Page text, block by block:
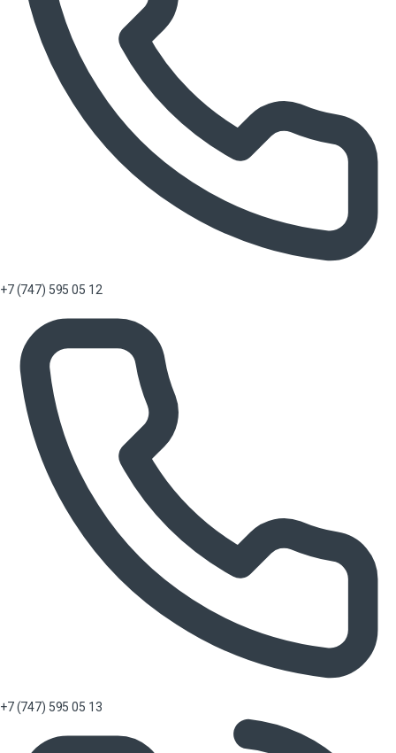
+7 (747) 595 05 12
+7 (747) 595 05 13